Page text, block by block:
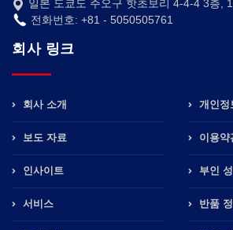
일본 도쿄도 주오구 핫초보리 4-4-4 3층,
전화번호: +81 - 5050505761
회사 링크
회사 소개
보도 자료
인사이트
서비스
개인정
이용약
부인
반품